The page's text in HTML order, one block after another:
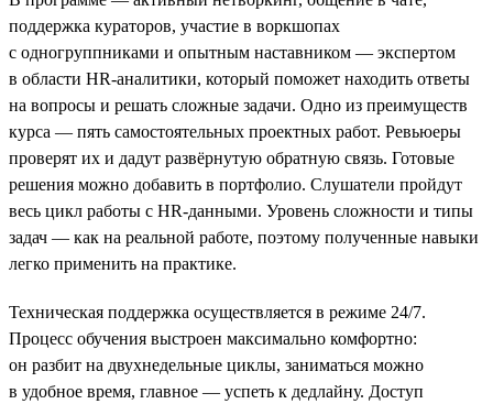
поддержка кураторов, участие в воркшопах
с одногруппниками и опытным наставником — экспертом
в области HR-аналитики, который поможет находить ответы
на вопросы и решать сложные задачи. Одно из преимуществ
курса — пять самостоятельных проектных работ. Ревьюеры
проверят их и дадут развёрнутую обратную связь. Готовые
решения можно добавить в портфолио. Слушатели пройдут
весь цикл работы с HR-данными. Уровень сложности и типы
задач — как на реальной работе, поэтому полученные навыки
легко применить на практике.
Техническая поддержка осуществляется в режиме 24/7.
Процесс обучения выстроен максимально комфортно:
он разбит на двухнедельные циклы, заниматься можно
в удобное время, главное — успеть к дедлайну. Доступ